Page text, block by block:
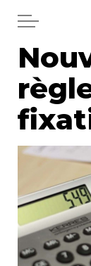
Accueil
Services
Juridique
Mot de